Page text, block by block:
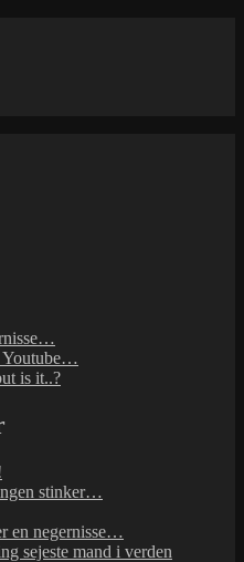
Youtube…
is it..?
stinker…
en negernisse…
sejeste mand i verden